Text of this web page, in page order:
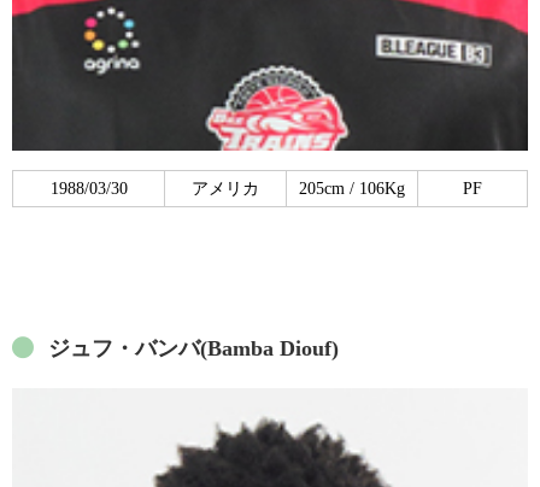
1988/03/30 アメリカ 205cm / 106Kg PF
ジュフ・バンバ(Bamba Diouf)